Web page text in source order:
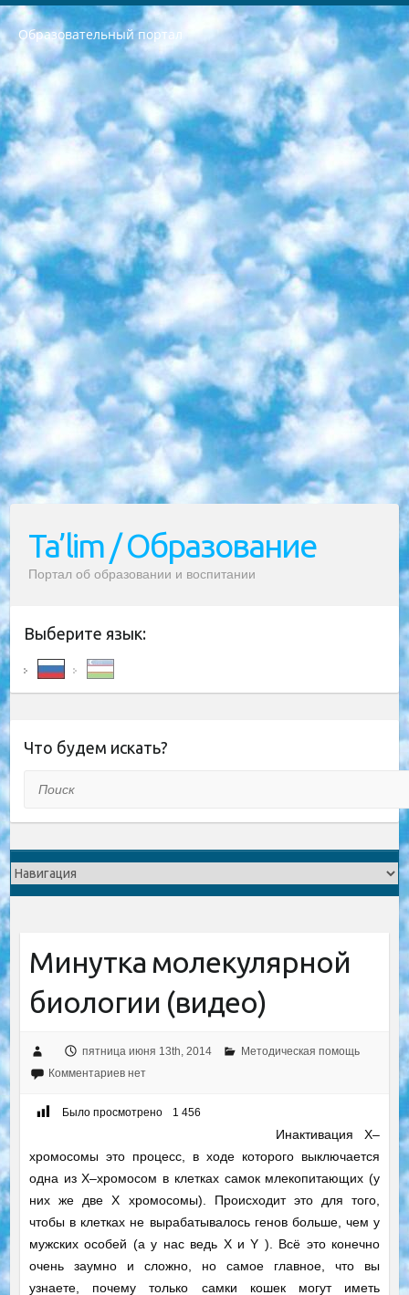
Образовательный портал
РЕСПУБЛИКА УЗБЕКИСТАН МИНИСТРЕРСТВО ДОШКОЛЬНОГО И ШКОЛЬНОГО ОБРАЗОВАНИЯ КОМАНДА в общеобразовательных учреждениях в 2023-2024 учебном году организация и проведение итоговой государственной аттестации обучающихся о Министра дошкольного и школьного образования Республики Узбекистан от 4 марта 2008 года (постановлением Минюста от 20 марта 2008 года № 1778 государственной регистрации) «Итоговое состояние учащихся общего среднего образования на основании положения об утверждении положения об аттестации общего среднего образования выпускной экзамен студентов в образовательных учреждениях в 2023-2024 учебном году В целях организации и прохождения аттестации приказываю: 1. Следующее: перечень предметов, по которым будет проводиться итоговая государственная аттестация и экзамен формы перевода согласно приложению 1; сертификаты международного образца, оценивающие уровень владения иностранными языками перечень согласно приложению 2; 2. Педагогический при специализированных образовательных учреждениях. научно-практический центр квалификации и международной оценки (Д.Давидова) 2024 г. До 25 марта: задания по предметам, по которым будет проводиться итоговая аттестация разработка и утверждение технических условий; итоговая аттестация на основании разработанного предметного задания разработка вопросов по предметам (устно и письменно), экзамен передача; общеобразовательные средние школы и специальные учебные заведения учащиеся выпускных классов школ и интернатов в агентской системе подготовка базы данных экзаменационных материалов и критериев оценки; перевод базы экзаменационных материалов на все языки обучения подать в Республиканский образовательный центр для изготовления; варианты экзаменов на основе разработанных контрольных материалов пусть будут поставлены задачи формирования. 3. Республиканский образовательный центр (Ш.Худайкулов) до 5 апреля 2024 года. до: база данных предоставленных экзаменационных материалов на все языки обучения перевод и экспертиза; для слепых, слабовидящих, глухих, слабослышащих и умственно отсталых детей учащиеся выпускных классов специализированных школ и школ-интернатов база данных экзаменационных материалов на всех преподаваемых языках подготовка критериев оценки; специализированные школы для умственно отсталых детей и технологии для учащихся выпускных классов школ-интернатов разработка соответствующих рекомендаций и критериев проведения ЕГЭ по естествознанию давать задания. 4. Педагогический при специализированных образовательных учреждениях. Научно-практический центр навыков и международной оценки (Д.Давидова), Республика образовательный центр (Худайкулов Ш.) итоговый государственный аттестационный экзамен ориентирован на творческое и логическое мышление при подготовке базы материалов учитывать введение заданий. 5. Следует отметить, что: сертификат государственного образца о знании общеобразовательного предмета и как минимум национальный уровень B1 по предметам на иностранных языках, указанным в Приложении 2. или международно признанный сертификат эквивалентного уровня студенты, изучающие определенный предмет, освобождаются от экзамена; по соответствующим предметам запланирована итоговая государственная аттестация за день до дня, путем жеребьевки Рабочей группой (в письменной форме по предметам, проводимым в форме) из числа сформированных вариантов выбрано 2 варианта; 2 выбранных варианта экзамена анонсированы на официальном сайте министерства и все выпускники по всей стране на основе этих вариантов проводит итоговую государственную аттестацию. 6. Государственное образование учащихся средних общеобразовательных учреждений. знания в соответствии с квалификационными требованиями, которые необходимо приобрести на основании стандартов итоговый (выпускной) контроль для 9 и 11 классов в целях тестирования Экзамены (далее – экзамены) состоят из предметов, перечисленных в приложении 1. будет сделано. 7. Экзамены пройдут с 26 мая по 15 июня 2024 г. (кроме науки физического воспитания). 8. Физическая для учащихся 9 классов общесредних образовательных учреждений. Экзамены по предмету «Образование, квалификация медицина» 1-6 мая 2024 года. сотрудники перевести под присмотр (с отклонениями в физическом или умственном развитии) специализированная школа для детей, школы-интернаты и со сколиозом школы-интернаты санаторного типа для больных детей исключены). 9. Он был слепым, слабовидящим и имел нарушения опорно-двигательного аппарата. экзамены в специализированных школах и интернатах для детей должны проводиться исходя из требований, предъявляемых к общеобразовательным учреждениям (физкультура кроме науки). 10. Специализированная школа для глухих и слабослышащих детей. и экзамены в интернатах и быть реализован в виде письменного теста по математике. 11. Специальность для умственно отсталых детей. Для 9 класса Родной язык и литературное письмо Государственный язык (язык обучения – узбекский). для неклассов) написано Математическое письмо Письменная/устная история Узбекистана Физическое воспитание практично Итоговый контроль Для 11 класса Написание родного языка и литературы (эссе) Математическое письмо Узбекский язык (обучение на узбекском языке) не посещающее общее среднее образование для учреждений)/Образовательное учреждение выбор письменный и устный Иностранный язык письменный/устный Письменная/устная история Узбекистана *По выбору студента:  Химия  Физика  Основы государственного права  География 10 бесплатных образовательных ресурсов - Мы составили подборку онлайн-проектов с интерактивными упражнениями, видеолекциями и статьями. Они помогут вам обрести новые и освежить старые знания бесплатно. 1. «ИНТУИТ» Старейшая образовательная площадка Рунета. Здесь вы найдёте сотни текстовых и видеокурсов на десятки различных тем — от программирования до психологии. Многие курсы подготовлены российскими университетами и крупными международными компаниями вроде Intel и Microsoft. Самостоятельное обучение бесплатное, но желающие могут оплатить услуги персональных наставников. 2. «Смартия» знакомит с актуальными профессиями и подсказывает, как им обучаться. Выбрав заинтересовавшую вас специальность — SMM-специалист, фотограф, веб-дизайнер или другую, — увидите список необходимых для неё умений. Чтобы вы могли освоить их самостоятельно, для каждого умения площадка отображает подборку ссылок на учебные материалы. Хотя «Смартия» ориентируется на русскоязычную аудиторию, часть контента всё же доступна только на английском. 3. «Лекторий Физтеха» Проект Московского физико-технического института (Физтеха). С его помощью вы можете смотреть онлайн серии лекций, записанные на видео в этом вузе. В числе доступных предметов — физика, биология, химия, информационные технологии и другие. К некоторым лекциям администрация ресурса прилагает готовые конспекты, которые можно скачивать в PDF-формате. 4. ITMOcourses Онлайн-площадка Санкт-Петербургского национального исследовательского университета информационных технологий, механики и оптики (ИТМО). Ресурс предоставляет свободный доступ к курсам, разработанным в этом вузе. Каталог материалов разбит на четыре категории: «Оптические системы и технологии», «Приборостроение и робототехника», «Информационные технологии» и «Биотехнологии». Курсы состоят из видеолекций, интерактивных демонстраций и заданий. 5. «КиберЛенинка» Электронная научная библиотека открытого доступа. Каталог площадки регулярно обрастает текстами статей из различных научных изданий. Сгруппированные по журналам и рубрикам публикации можно читать онлайн или скачивать целиком в PDF-формате. Проект нацелен на популяризацию науки за счёт открытого доступа к качественной информации. 6. «ПостНаука» На этом ресурсе публикуют подборки видеолекций, составленные экспертами из разных отраслей и объединённые общими темами. Среди них, к примеру, есть серии «Биоинформатика и геномика», «Культура средневековой Скандинавии» и Cinema Studies о теории кино. Каждая подборка лекций — логически связанная история, рассказанная экспертом от первого лица. Кроме того, на сайте появляются научно-образовательные статьи и тесты на разные темы. 7. «Newочём» Команда проекта «Newочём» отбирает самые интересные тексты из англоязычных СМИ и переводит те из них, за которые голосуют участники сообщества «ВКонтакте». По большей части это научно-популярные статьи. Редакторы придумывают лишь заголовки, в остальном содержание переводов соответствует оригиналам. Полные тексты можно читать прямо в социальной сети. 8. InternetUrok Онлайн-база материалов по основным дисциплинам школьной программы. Информация на сайте структурирована по классам, предметам и темам (урокам). Каждый урок состоит из видеолекций и конспектов. Есть также интерактивные тренажёры и тесты для закрепления пройденного материала. Даже если вы давно окончили школу, возможность повторить программу старших классов всегда может пригодиться. 9. Edutainme Ещё один ресурс об образовании. В отличие от Newtonew, как мне кажется, Edutainme больше ориентируется на представителей индустрии: педагогов, предпринимателей, разработчиков образовательных проектов. Но и любой, кто просто стремится к саморазвитию, найдёт на сайте много полезного и интересного для себя. Например, информацию о новых курсах и образовательных сервисах. 10. Newtonew Онлайн-медиа об образовании и обучении в широком смысле. Авторы Newtonew пишут об инструментах, заведениях, тактиках и стратегиях, которые помогают учить других и получать новые знания самостоятельно. На этой площадке вы найдёте новости, обзоры, аналитические мат
Ta’lim / Образование
Портал об образовании и воспитании
Выберите язык:
Что будем искать?
Минутка молекулярной
биологии (видео)
пятница июня 13th, 2014
Методическая помощь
Комментариев нет
Было просмотрено 1 456
Инактивация Х–
хромосомы это процесс, в ходе которого выключается
одна из Х–хромосом в клетках самок млекопитающих (у
них же две X хромосомы). Происходит это для того,
чтобы в клетках не вырабатывалось генов больше, чем у
мужских особей (а у нас ведь X и Y ). Всё это конечно
очень заумно и сложно, но самое главное, что вы
узнаете, почему только самки кошек могут иметь